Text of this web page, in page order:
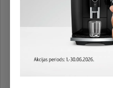
Функциональность
Степени помола кофе
7
Высота дозатора кофе
75 -